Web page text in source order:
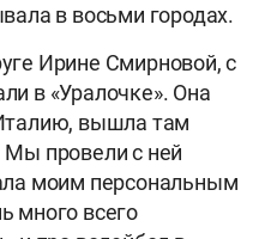
в восьми городах.
Ирине Смирновой, с
в «Уралочке». Она
вышла там
Мы провели с ней
моим персональным
много всего